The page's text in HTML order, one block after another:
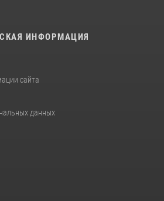
ИНФОРМАЦИЯ
сайта
данных